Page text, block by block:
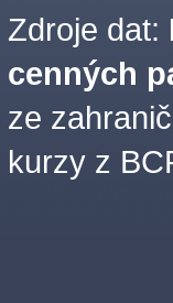
Zdroje dat:
cenných
ze
kurzy z